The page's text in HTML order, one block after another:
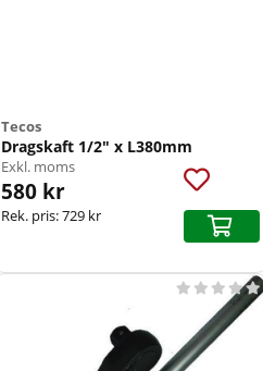
Tecos
Dragskaft 1/2" x L380mm
Exkl. moms
580 kr
Rek. pris:729 kr
   